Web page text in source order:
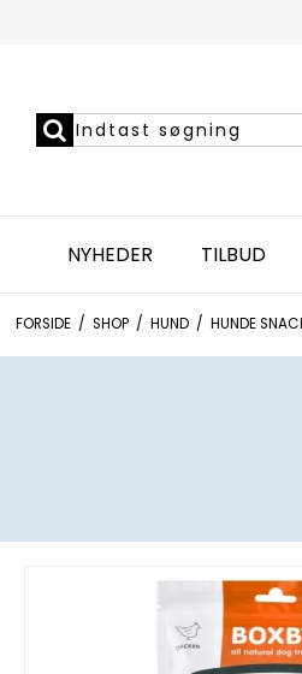
NYHEDER TILBUD
FORSIDE / SHOP / HUND / HUNDE